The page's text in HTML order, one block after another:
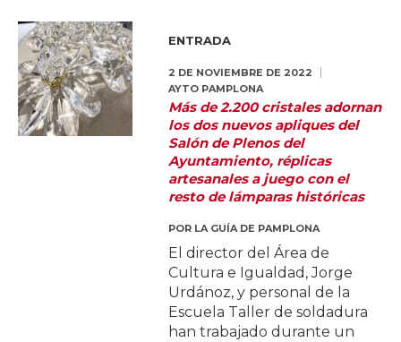
ENTRADA
2 DE NOVIEMBRE DE 2022
AYTO PAMPLONA
Más de 2.200 cristales adornan
los dos nuevos apliques del
Salón de Plenos del
Ayuntamiento, réplicas
artesanales a juego con el
resto de lámparas históricas
POR LA GUÍA DE PAMPLONA
El director del Área de
Cultura e Igualdad, Jorge
Urdánoz, y personal de la
Escuela Taller de soldadura
han trabajado durante un